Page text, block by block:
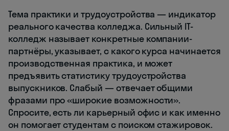
Тема практики и трудоустройства — индикатор
реального качества колледжа. Сильный IT-
колледж называет конкретные компании-
партнёры, указывает, с какого курса начинается
производственная практика, и может
предъявить статистику трудоустройства
выпускников. Слабый — отвечает общими
фразами про «широкие возможности».
Спросите, есть ли карьерный офис и как именно
он помогает студентам с поиском стажировок.